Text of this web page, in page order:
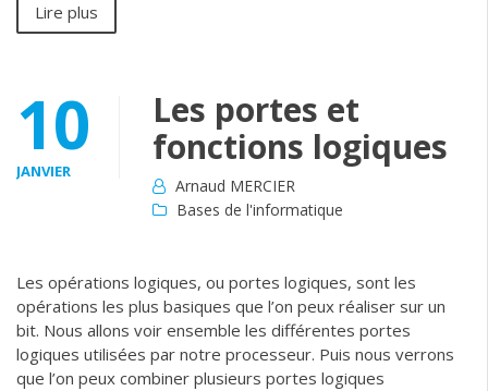
Lire plus
10
JANVIER
Les portes et
fonctions logiques
Arnaud MERCIER
Bases de l'informatique
Les opérations logiques, ou portes logiques, sont les
opérations les plus basiques que l’on peux réaliser sur un
bit. Nous allons voir ensemble les différentes portes
logiques utilisées par notre processeur. Puis nous verrons
que l’on peux combiner plusieurs portes logiques